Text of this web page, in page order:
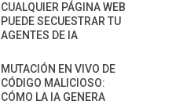
CUALQUIER PÁGINA WEB
PUEDE SECUESTRAR TU
AGENTES DE IA
MUTACIÓN EN VIVO DE
CÓDIGO MALICIOSO:
CÓMO LA IA GENERA